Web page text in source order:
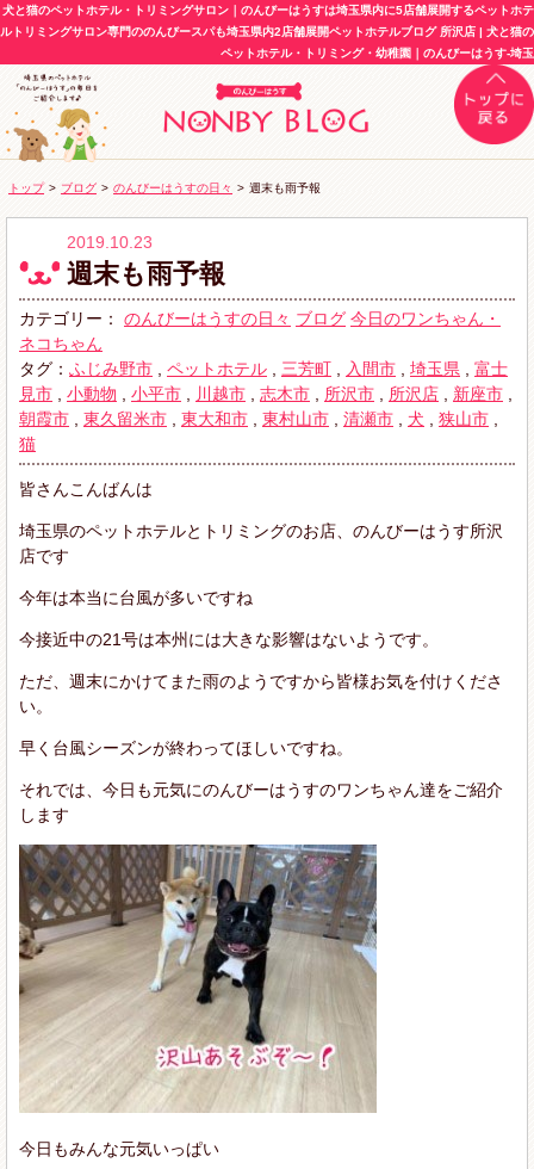
犬と猫のペットホテル・トリミングサロン｜のんびーはうすは埼玉県内に5店舗展開するペットホテ
ルトリミングサロン専門ののんびースパも埼玉県内2店舗展開ペットホテルブログ 所沢店 | 犬と猫の
ペットホテル・トリミング・幼稚園｜のんびーはうす-埼玉
トップ > ブログ > のんびーはうすの日々 > 週末も雨予報
2019.10.23
週末も雨予報
カテゴリー： のんびーはうすの日々 ブログ 今日のワンちゃん・
ネコちゃん
タグ： ふじみ野市 ペットホテル 三芳町 入間市 埼玉県
富士
見市
小動物 小平市 川越市 志木市 所沢市 所沢店 新座市
朝霞市
東久留米市 東大和市 東村山市 清瀬市 犬 狭山市
猫
皆さんこんばんは
埼玉県のペットホテルとトリミングのお店、のんびーはうす所沢
店です
今年は本当に台風が多いですね
今接近中の21号は本州には大きな影響はないようです。
ただ、週末にかけてまた雨のようですから皆様お気を付けくださ
い。
早く台風シーズンが終わってほしいですね。
それでは、今日も元気にのんびーはうすのワンちゃん達をご紹介
します
今日もみんな元気いっぱい